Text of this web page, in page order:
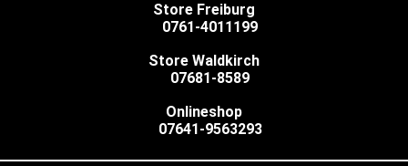
Store Freiburg
0761-4011199
Store Waldkirch
07681-8589
Onlineshop
07641-9563293